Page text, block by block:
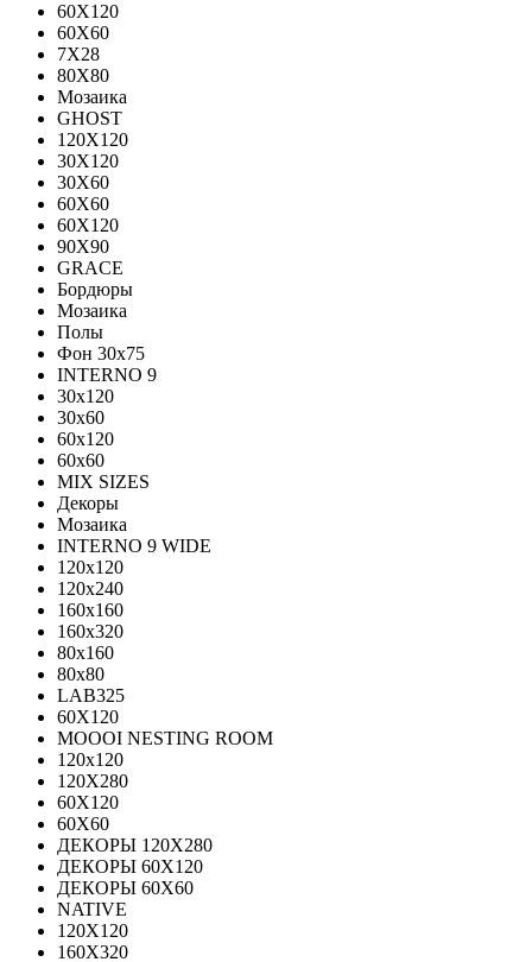
60X120
60X60
7X28
80X80
Мозаика
GHOST
120X120
30X120
30X60
60X60
60Х120
90X90
GRACE
Бордюры
Мозаика
Полы
Фон 30х75
INTERNO 9
30x120
30x60
60x120
60x60
MIX SIZES
Декоры
Мозаика
INTERNO 9 WIDE
120x120
120x240
160x160
160x320
80x160
80x80
LAB325
60X120
MOOOI NESTING ROOM
120x120
120Х280
60Х120
60Х60
ДЕКОРЫ 120Х280
ДЕКОРЫ 60Х120
ДЕКОРЫ 60Х60
NATIVE
120Х120
160Х320